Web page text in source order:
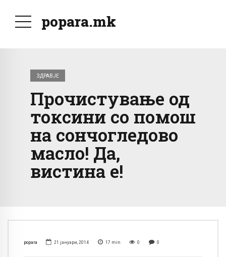
popara.mk
ЗДРАВЈЕ
Прочистување од
токсини со помош
на сончогледово
масло! Да,
вистина е!
popara 21 јануари, 2014 17 min 0 0